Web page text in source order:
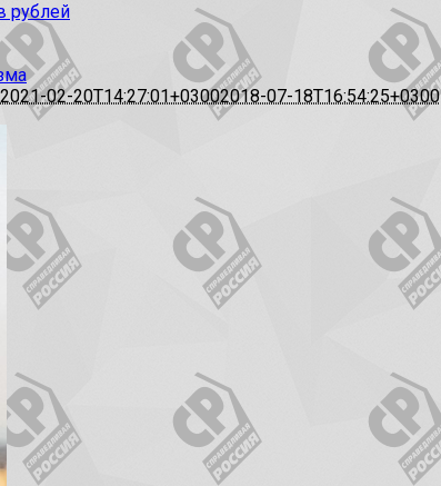
рублей
2021-02-20T14:27:01+03002018-07-18T16:54:25+0300